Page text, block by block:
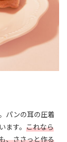
パンの耳の圧着
す。 これなら
、ささっと作る